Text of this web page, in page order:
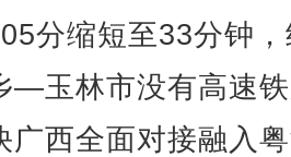
分缩短至33分钟
—玉林市没有高速
广西全面对接融入